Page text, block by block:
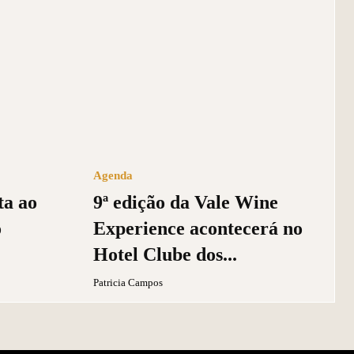
ao
Agenda
9ª edição da Vale Wine
Experience acontecerá no
Hotel Clube dos...
Patricia Campos